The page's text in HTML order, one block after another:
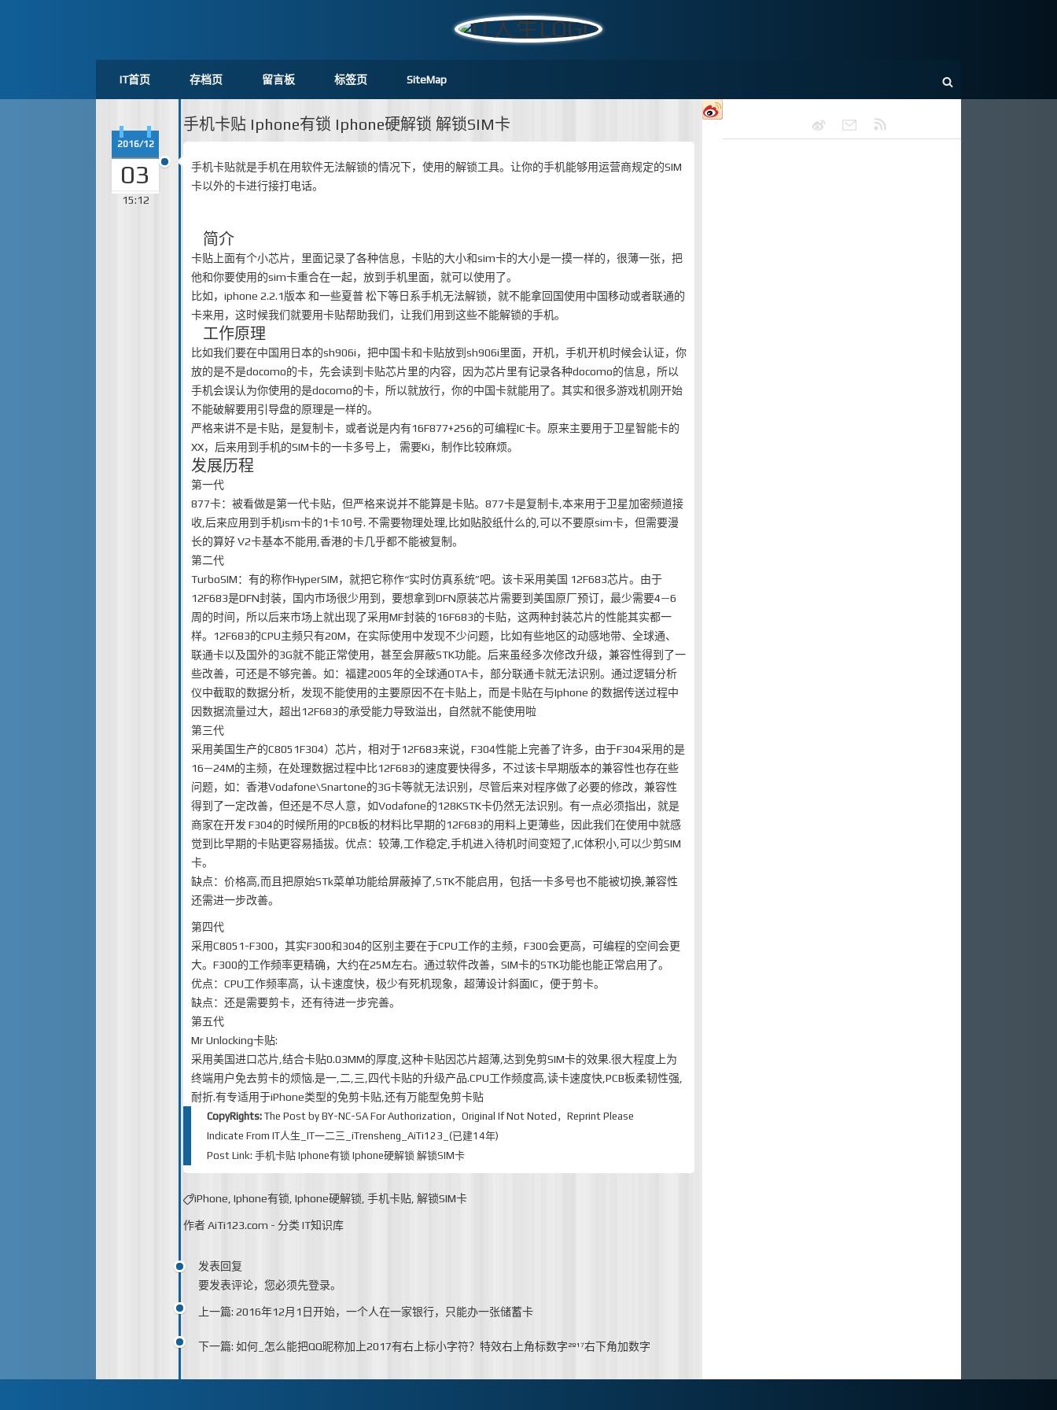
IT首页 存档页 留言板 标签页 SiteMap
手机卡贴 Iphone有锁 Iphone硬解锁 解锁SIM卡
2016/12
03
15:12
手机卡贴就是手机在用软件无法解锁的情况下，使用的解锁工具。让你的手机能够用运营商规定的SIM
卡以外的卡进行接打电话。
简介
卡贴上面有个小芯片，里面记录了各种信息，卡贴的大小和sim卡的大小是一摸一样的，很薄一张，把
他和你要使用的sim卡重合在一起，放到手机里面，就可以使用了。
比如，iphone 2.2.1版本 和一些夏普 松下等日系手机无法解锁，就不能拿回国使用中国移动或者联通的
卡来用，这时候我们就要用卡贴帮助我们，让我们用到这些不能解锁的手机。
工作原理
比如我们要在中国用日本的sh906i，把中国卡和卡贴放到sh906i里面，开机，手机开机时候会认证，你
放的是不是docomo的卡，先会读到卡贴芯片里的内容，因为芯片里有记录各种docomo的信息，所以
手机会误认为你使用的是docomo的卡，所以就放行，你的中国卡就能用了。其实和很多游戏机刚开始
不能破解要用引导盘的原理是一样的。
严格来讲不是卡贴，是复制卡，或者说是内有16F877+256的可编程IC卡。原来主要用于卫星智能卡的
XX，后来用到手机的SIM卡的一卡多号上， 需要Ki，制作比较麻烦。
发展历程
第一代
877卡：被看做是第一代卡贴，但严格来说并不能算是卡贴。877卡是复制卡,本来用于卫星加密频道接
收,后来应用到手机ism卡的1卡10号. 不需要物理处理,比如贴胶纸什么的,可以不要原sim卡，但需要漫
长的算好 V2卡基本不能用,香港的卡几乎都不能被复制。
第二代
TurboSIM：有的称作HyperSIM，就把它称作“实时仿真系统”吧。该卡采用美国 12F683芯片。由于
12F683是DFN封装，国内市场很少用到，要想拿到DFN原装芯片需要到美国原厂预订，最少需要4—6
周的时间，所以后来市场上就出现了采用MF封装的16F683的卡贴，这两种封装芯片的性能其实都一
样。12F683的CPU主频只有20M，在实际使用中发现不少问题，比如有些地区的动感地带、全球通、
联通卡以及国外的3G就不能正常使用，甚至会屏蔽STK功能。后来虽经多次修改升级，兼容性得到了一
些改善，可还是不够完善。如：福建2005年的全球通OTA卡，部分联通卡就无法识别。通过逻辑分析
仪中截取的数据分析，发现不能使用的主要原因不在卡贴上，而是卡贴在与Iphone 的数据传送过程中
因数据流量过大，超出12F683的承受能力导致溢出，自然就不能使用啦
第三代
采用美国生产的C8051F304）芯片，相对于12F683来说，F304性能上完善了许多，由于F304采用的是
16—24M的主频，在处理数据过程中比12F683的速度要快得多，不过该卡早期版本的兼容性也存在些
问题，如：香港Vodafone\Snartone的3G卡等就无法识别，尽管后来对程序做了必要的修改，兼容性
得到了一定改善，但还是不尽人意，如Vodafone的128KSTK卡仍然无法识别。有一点必须指出，就是
商家在开发 F304的时候所用的PCB板的材料比早期的12F683的用料上更薄些，因此我们在使用中就感
觉到比早期的卡贴更容易插拔。优点：较薄,工作稳定,手机进入待机时间变短了,IC体积小,可以少剪SIM
卡。
缺点：价格高,而且把原始STk菜单功能给屏蔽掉了,STK不能启用，包括一卡多号也不能被切换,兼容性
还需进一步改善。
第四代
采用C8051-F300，其实F300和304的区别主要在于CPU工作的主频，F300会更高，可编程的空间会更
大。F300的工作频率更精确，大约在25M左右。通过软件改善，SIM卡的STK功能也能正常启用了。
优点：CPU工作频率高，认卡速度快，极少有死机现象，超薄设计斜面IC，便于剪卡。
缺点：还是需要剪卡，还有待进一步完善。
第五代
Mr Unlocking卡贴:
采用美国进口芯片,结合卡贴0.03MM的厚度,这种卡贴因芯片超薄,达到免剪SIM卡的效果.很大程度上为
终端用户免去剪卡的烦恼.是一,二,三,四代卡贴的升级产品.CPU工作频度高,读卡速度快,PCB板柔韧性强,
耐折.有专适用于iPhone类型的免剪卡贴,还有万能型免剪卡贴
CopyRights:The Post byBY-NC-SA For Authorization，Original If Not Noted，Reprint Please
Indicate FromIT人生_IT一二三_iTrensheng_AiTi123_(已建14年)
Post Link:手机卡贴 Iphone有锁 Iphone硬解锁 解锁SIM卡
iPhone ,Iphone有锁 ,Iphone硬解锁 ,手机卡贴 ,解锁SIM卡
作者AiTi123.com - 分类IT知识库
发表回复
要发表评论，您必须先登录。
上一篇: 2016年12月1日开始，一个人在一家银行，只能办一张储蓄卡
下一篇: 如何_怎么能把QQ昵称加上2017有右上标小字符？特效右上角标数字²º¹⁷右下角加数字